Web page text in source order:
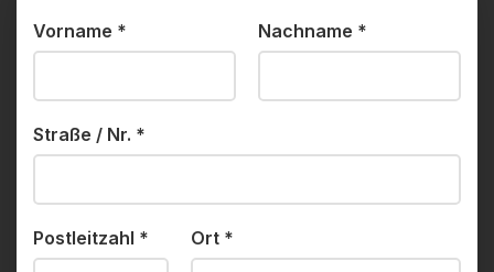
Vorname * Nachname *
Straße / Nr. *
Postleitzahl * Ort *